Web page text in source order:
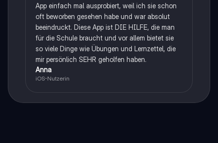
App einfach mal ausprobiert, weil ich sie schon
oft beworben gesehen habe und war absolut
beeindruckt. Diese App ist DIE HILFE, die man
für die Schule braucht und vor allem bietet sie
so viele Dinge wie Übungen und Lernzettel, die
mir persönlich SEHR geholfen haben.
Anna
iOS-Nutzerin